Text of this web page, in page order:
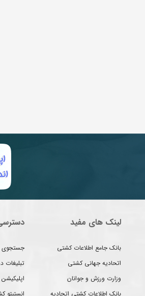
لینک های مفید
بانک جامع اطلاعات کشتی
اتحادیه جهانی کشتی
وزارت ورزش و جوانان
بانک اطلاعات کشتی اتحادیه
جستجوی
تبلیغات
انستیتو